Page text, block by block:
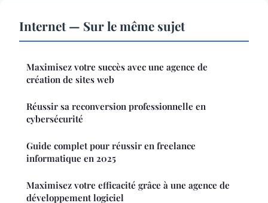
Internet — Sur le même sujet
Maximisez votre succès avec une agence de
création de sites web
Réussir sa reconversion professionnelle en
cybersécurité
Guide complet pour réussir en freelance
informatique en 2025
Maximisez votre efficacité grâce à une agence de
développement logiciel